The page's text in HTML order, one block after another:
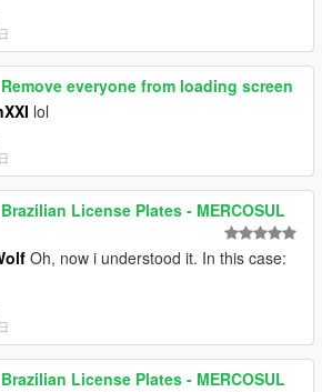
Remove everyone from loading screen
lol
Brazilian License Plates - MERCOSUL
Oh, now i understood it. In this case:
Brazilian License Plates - MERCOSUL